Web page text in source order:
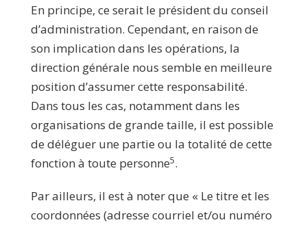
En principe, ce serait le président du conseil
d’administration. Cependant, en raison de
son implication dans les opérations, la
direction générale nous semble en meilleure
position d’assumer cette responsabilité.
Dans tous les cas, notamment dans les
organisations de grande taille, il est possible
de déléguer une partie ou la totalité de cette
fonction à toute personne5.
Par ailleurs, il est à noter que « Le titre et les
coordonnées (adresse courriel et/ou numéro